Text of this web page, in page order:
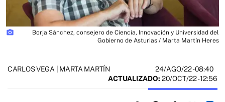
photo_camera
Borja Sánchez, consejero de Ciencia, Innovación y Universidad del
Gobierno de Asturias / Marta Martín Heres
CARLOS VEGA | MARTA MARTÍN 24/AGO/22- 08:40
ACTUALIZADO: 20/OCT/22 - 12:56